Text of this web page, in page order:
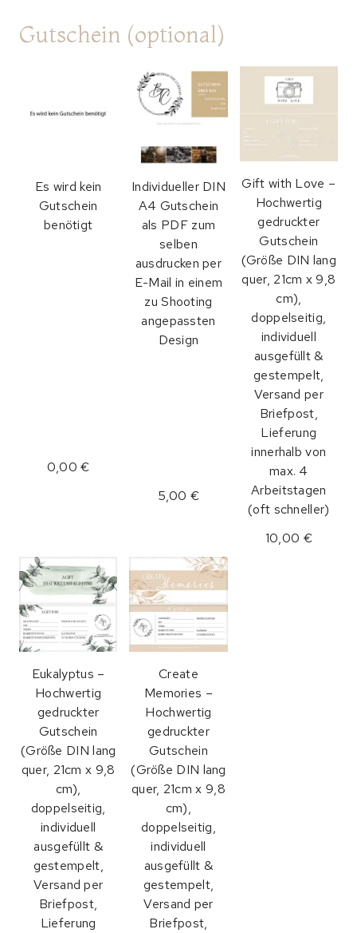
Gutschein (optional)
Es wird kein
Gutschein
benötigt
0,00 €
Individueller DIN
A4 Gutschein
als PDF zum
selben
ausdrucken per
E-Mail in einem
zu Shooting
angepassten
Design
5,00 €
Gift with Love –
Hochwertig
gedruckter
Gutschein
(Größe DIN lang
quer, 21cm x 9,8
cm),
doppelseitig,
individuell
ausgefüllt &
gestempelt,
Versand per
Briefpost,
Lieferung
innerhalb von
max. 4
Arbeitstagen
(oft schneller)
10,00 €
Eukalyptus –
Hochwertig
gedruckter
Gutschein
(Größe DIN lang
quer, 21cm x 9,8
cm),
doppelseitig,
individuell
ausgefüllt &
gestempelt,
Versand per
Briefpost,
Lieferung
Create
Memories –
Hochwertig
gedruckter
Gutschein
(Größe DIN lang
quer, 21cm x 9,8
cm),
doppelseitig,
individuell
ausgefüllt &
gestempelt,
Versand per
Briefpost,